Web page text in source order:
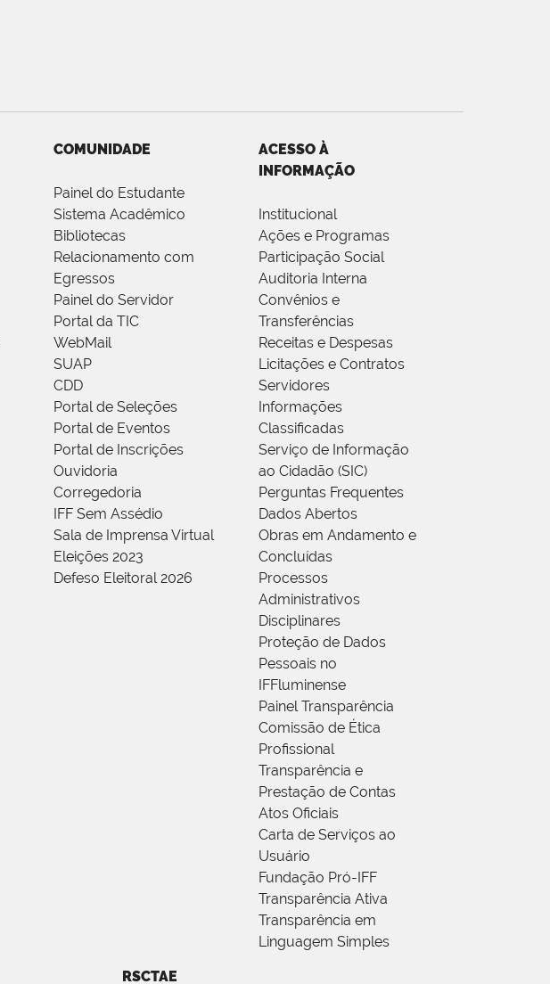
COMUNIDADE
Painel do Estudante
Sistema Acadêmico
Bibliotecas
Relacionamento com
Egressos
Painel do Servidor
Portal da TIC
WebMail
SUAP
CDD
Portal de Seleções
Portal de Eventos
Portal de Inscrições
Ouvidoria
Corregedoria
IFF Sem Assédio
Sala de Imprensa Virtual
Eleições 2023
Defeso Eleitoral 2026
ACESSO À
INFORMAÇÃO
Institucional
Ações e Programas
Participação Social
Auditoria Interna
Convênios e
Transferências
Receitas e Despesas
Licitações e Contratos
Servidores
Informações
Classificadas
Serviço de Informação
ao Cidadão (SIC)
Perguntas Frequentes
Dados Abertos
Obras em Andamento e
Concluídas
Processos
Administrativos
Disciplinares
Proteção de Dados
Pessoais no
IFFluminense
Painel Transparência
Comissão de Ética
Profissional
Transparência e
Prestação de Contas
Atos Oficiais
Carta de Serviços ao
Usuário
Fundação Pró-IFF
Transparência Ativa
Transparência em
Linguagem Simples
RSCTAE